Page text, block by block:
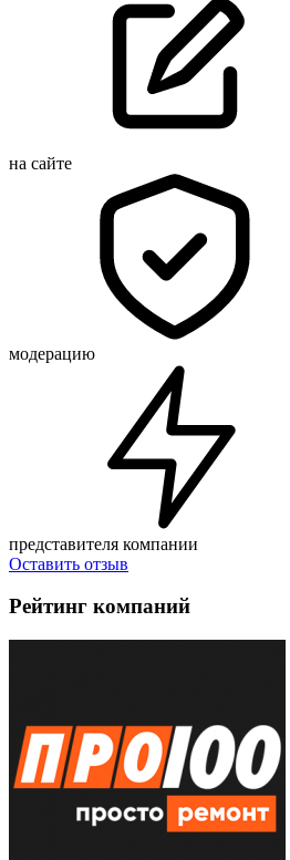
на сайте
модерацию
представителя компании
Оставить отзыв
Рейтинг компаний